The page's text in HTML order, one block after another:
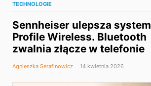
TECHNOLOGIE
Sennheiser ulepsza system
Profile Wireless. Bluetooth
zwalnia złącze w telefonie
Agnieszka Serafinowicz 14 kwietnia 2026